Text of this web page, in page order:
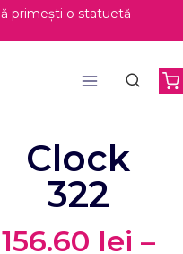
primești o statuetă
Clock
322
156.60 lei –